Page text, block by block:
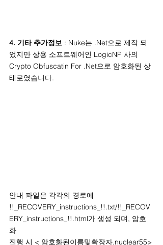
4. 기타 추가정보 : Nuke는 .Net으로 제작 되
었지만 상용 소프트웨어인 LogicNP 사의
Crypto Obfuscatin For .Net으로 암호화된 상
태로였습니다.
안내 파일은 각각의 경로에
!!_RECOVERY_instructions_!!.txt/!!_RECOV
ERY_instructions_!!.html가 생성 되며, 암호
화
진행 시 < 암호화된이름및확장자.nuclear55>